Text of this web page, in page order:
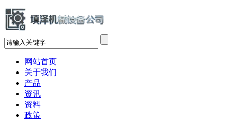
网站首页
关于我们
产品
资讯
资料
政策